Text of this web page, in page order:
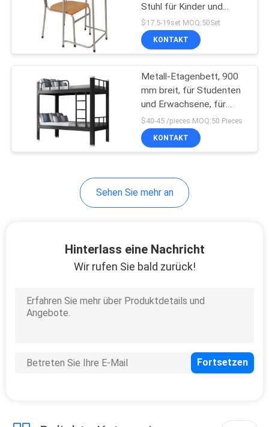
Einfachbett aus
Metall
Metall-Bunk-
mit Stuhl
Stuhl für Kinder und
Erwachsene
$17.5-19set MOQ:50Set
KONTAKT
Metall-Etagenbett, 900
mm breit, für Studenten
und Erwachsene, für
Schule oder Abteilung
$40-45 /pieces MOQ:50 Pieces
KONTAKT
Sehen Sie mehr an
Hinterlass eine Nachricht
Wir rufen Sie bald zurück!